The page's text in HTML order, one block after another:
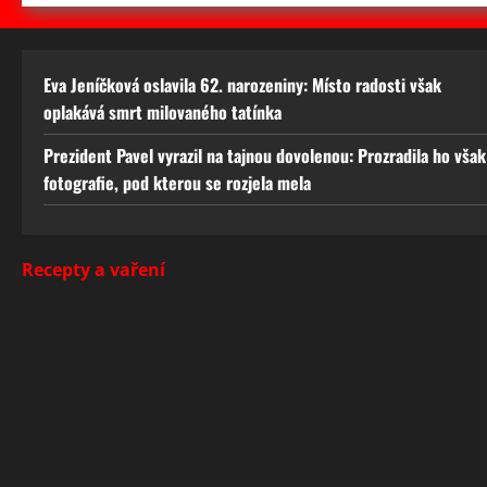
Eva Jeníčková oslavila 62. narozeniny: Místo radosti však
oplakává smrt milovaného tatínka
Prezident Pavel vyrazil na tajnou dovolenou: Prozradila ho však
fotografie, pod kterou se rozjela mela
Recepty a vaření